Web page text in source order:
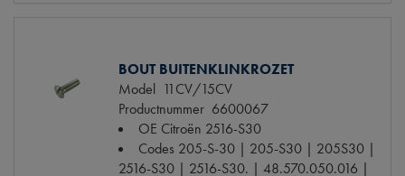
BOUT BUITENKLINKROZET
Model 11CV/15CV
Productnummer 6600067
OE Citroën 2516-S30
Codes 205-S-30 | 205-S30 | 205S30 |
2516-S30 | 2516-S30. | 48.570.050.016 |